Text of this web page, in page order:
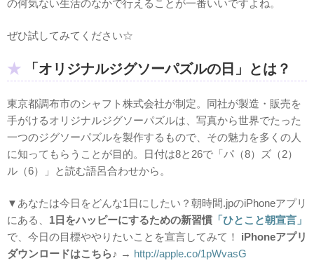
の何気ない生活のなかで行えることが一番いいですよね。
ぜひ試してみてください☆
「オリジナルジグソーパズルの日」とは？
東京都調布市のシャフト株式会社が制定。同社が製造・販売を
手がけるオリジナルジグソーパズルは、写真から世界でたった
一つのジグソーパズルを製作するもので、その魅力を多くの人
に知ってもらうことが目的。日付は8と26で「パ（8）ズ（2）
ル（6）」と読む語呂合わせから。
▼あなたは今日をどんな1日にしたい？朝時間.jpのiPhoneアプリ
にある、 1日をハッピーにするための新習慣 「ひとこと朝宣言」
で、今日の目標ややりたいことを宣言してみて！
iPhoneアプリ
ダウンロードはこちら♪ → http://apple.co/1pWvasG